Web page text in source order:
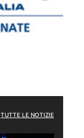
TUTTE LE NOTIZIE